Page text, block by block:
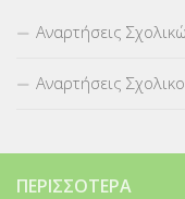
Αναρτήσεις
Αναρτήσεις
ΠΕΡΙΣΣΌΤΕΡΑ